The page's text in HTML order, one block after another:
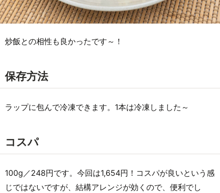
炒飯との相性も良かったです～！
保存方法
ラップに包んで冷凍できます。1本は冷凍しました～
コスパ
100g／248円です。今回は1,654円！コスパが良いという感
じではないですが、結構アレンジが効くので、便利でし